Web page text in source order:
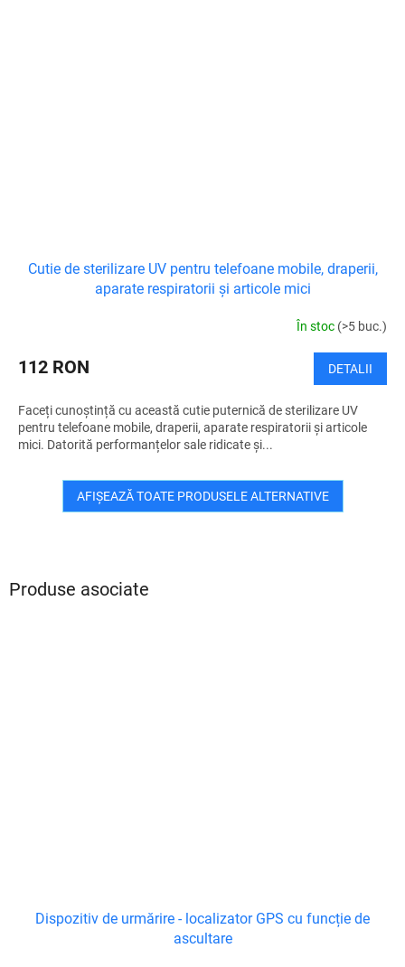
Produse asociate
Dispozitiv de urmărire - localizator GPS cu funcție de
ascultare
Cutie de sterilizare UV pentru telefoane mobile, draperii,
aparate respiratorii și articole mici
În stoc (>5 buc.)
112 RON DETALII
Faceți cunoștință cu această cutie puternică de sterilizare UV
pentru telefoane mobile, draperii, aparate respiratorii și articole
mici. Datorită performanțelor sale ridicate și...
AFIŞEAZĂ TOATE PRODUSELE ALTERNATIVE